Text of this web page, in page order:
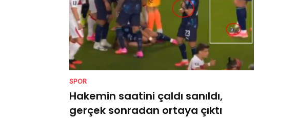
SPOR
Hakemin saatini çaldı sanıldı,
gerçek sonradan ortaya çıktı